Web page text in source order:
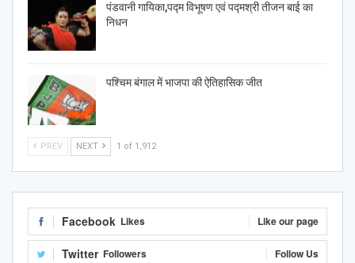
पंडवानी गायिका,पद्म विभूषण एवं पद्मश्री तीजन बाई का
निधन
पश्चिम बंगाल में भाजपा की ऐतिहासिक जीत
PREV NEXT 1 of 1,912
Facebook Likes Like our page
Twitter Followers Follow Us